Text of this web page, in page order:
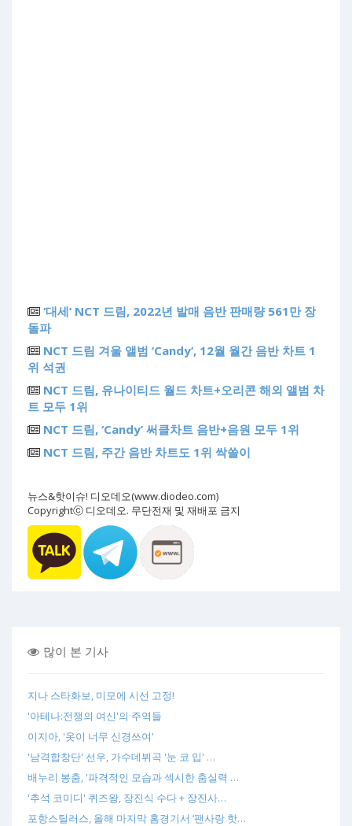
‘대세’ NCT 드림, 2022년 발매 음반 판매량 561만 장
돌파
NCT 드림 겨울 앨범 ‘Candy’, 12월 월간 음반 차트 1
위 석권
NCT 드림, 유나이티드 월드 차트+오리콘 해외 앨범 차
트 모두 1위
NCT 드림, ‘Candy’ 써클차트 음반+음원 모두 1위
NCT 드림, 주간 음반 차트도 1위 싹쓸이
뉴스&핫이슈! 디오데오(www.diodeo.com)
Copyrightⓒ 디오데오. 무단전재 및 재배포 금지
많이 본 기사
지나 스타화보, 미모에 시선 고정!
'아테나:전쟁의 여신'의 주역들
이지아, '옷이 너무 신경쓰여'
'남격합창단' 선우, 가수데뷔곡 '눈 코 입' …
배누리 봉춤, '파격적인 모습과 섹시한 춤실력 …
'추석 코미디' 퀴즈왕, 장진식 수다 + 장진사…
포항스틸러스, 올해 마지막 홈경기서 ‘팬사랑 핫…